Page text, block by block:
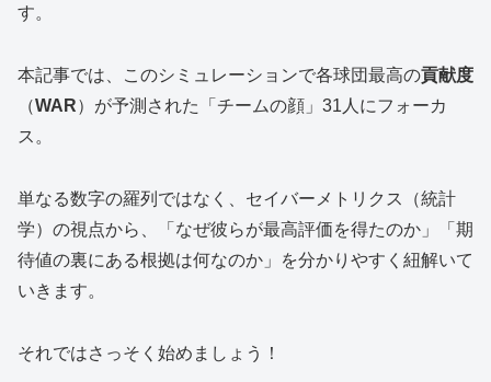
す。
本記事では、このシミュレーションで各球団最高の貢献度
（WAR）が予測された「チームの顔」31人にフォーカ
ス。
単なる数字の羅列ではなく、セイバーメトリクス（統計
学）の視点から、「なぜ彼らが最高評価を得たのか」「期
待値の裏にある根拠は何なのか」を分かりやすく紐解いて
いきます。
それではさっそく始めましょう！